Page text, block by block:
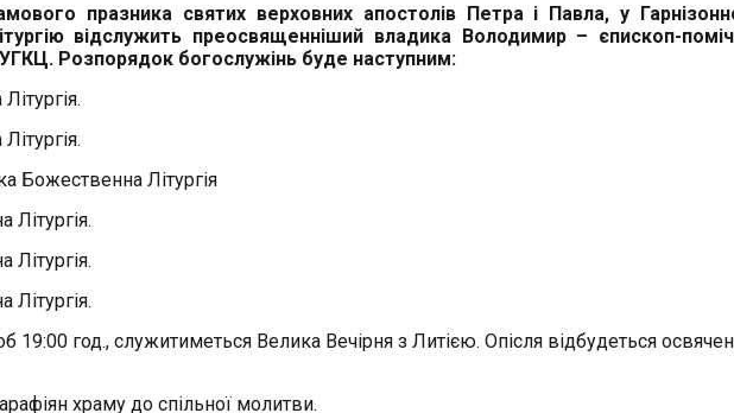
празника святих верховних апостолів Петра і Павла, у
відслужить преосвященніший владика Володимир – єпископ-
УГКЦ. Розпорядок богослужінь буде наступним:
Божественна Літургія
Літургія.
Літургія.
Літургія.
19:00 год., служитиметься Велика Вечірня з Литією. Опісля відбудеться
храму до спільної молитви.